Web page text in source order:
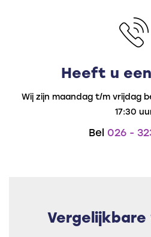
Heeft u
Wij zijn maandag t/m vrijdag
17:30
Bel 026 -
Vergelijkbare